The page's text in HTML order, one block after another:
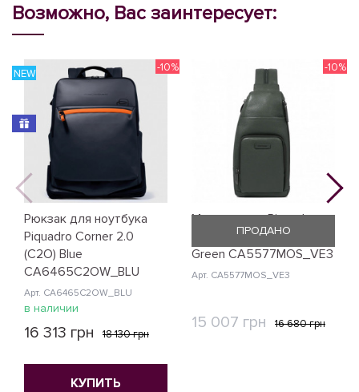
Возможно, Вас заинтересует:
Рюкзак для ноутбука
Piquadro Corner 2.0
(C2O) Blue
CA6465C2OW_BLU
Арт. CA6465C2OW_BLU
NEW -10%
в наличии
16 313 грн 18 130 грн
КУПИТЬ
Монорюкзак Piquadro
Modus Restyling (MOS)
Green CA5577MOS_VE3
Арт. CA5577MOS_VE3
-10%
ПРОДАНО
15 007 грн 16 680 грн